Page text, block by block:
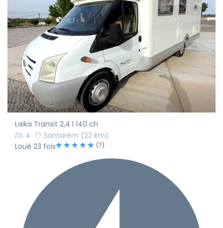
Laika Transit 2,4 l 140 ch
4
Santarém (22 km)
Loué 23 fois
(7)